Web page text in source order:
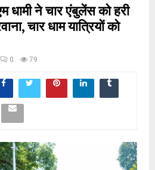
ने चार एंबुलेंस को हरी
चार धाम यात्रियों को
0 79